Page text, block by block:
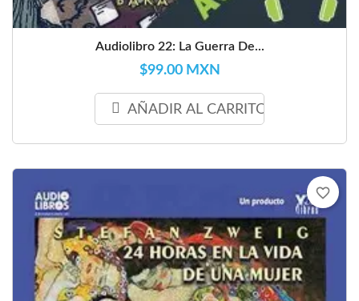
Audiolibro 22: La Guerra De...
$99.00 MXN
AÑADIR AL CARRITO
favorite_border